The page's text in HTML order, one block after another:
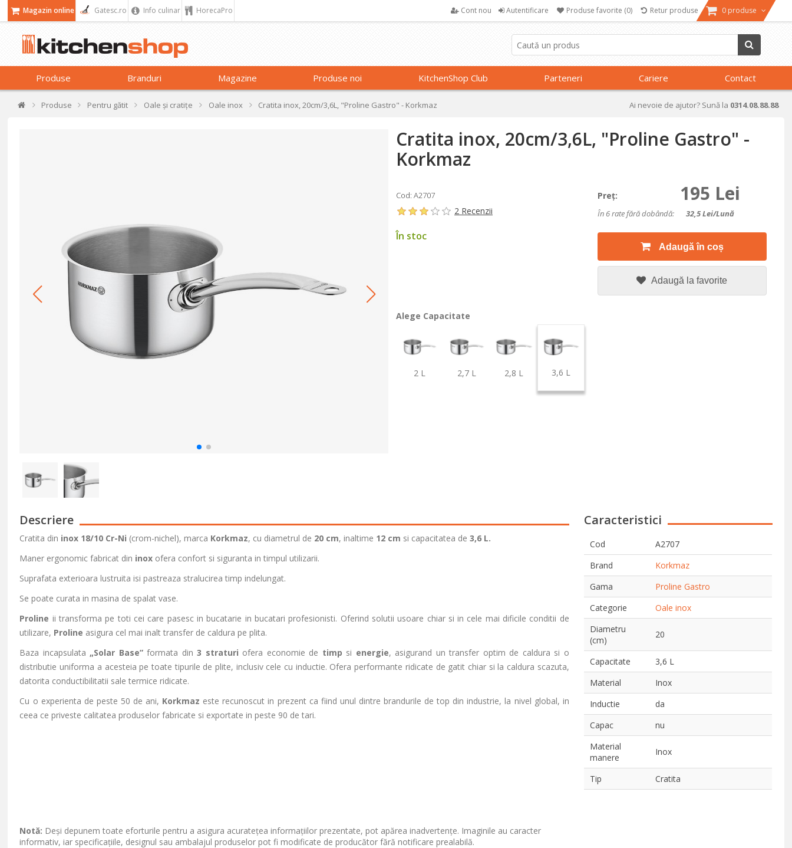
Magazin online Gatesc.ro Info culinar HorecaPro Cont nou Autentificare Produse favorite (0) Retur produse 0 produse
Produse Branduri Magazine Produse noi KitchenShop Club Parteneri Cariere Contact
Produse Pentru gătit Oale și cratițe Oale inox Cratita inox, 20cm/3,6L, "Proline Gastro" - Korkmaz Ai nevoie de ajutor? Sună la 0314.08.88.88
Cratita inox, 20cm/3,6L, "Proline Gastro" -
Korkmaz
Cod: A2707
2 Recenzii
În stoc
Preţ: 195 Lei
În 6 rate fără dobândă: 32,5Lei/lună
Adaugă în coș
Adaugă la favorite
Alege Capacitate
2 L 2,7 L 2,8 L 3,6 L
Descriere
Cratita din inox 18/10 Cr-Ni (crom-nichel), marca Korkmaz, cu diametrul de 20 cm, inaltime 12 cm si capacitatea de3,6 L.
Maner ergonomic fabricat din inox ofera confort si siguranta in timpul utilizarii.
Suprafata exterioara lustruita isi pastreaza stralucirea timp indelungat.
Se poate curata in masina de spalat vase.
Proline ii transforma pe toti cei care pasesc in bucatarie in bucatari profesionisti. Oferind solutii usoare chiar si in cele mai dificile conditii de
utilizare, Proline asigura cel mai inalt transfer de caldura pe plita.
Baza incapsulata „Solar Base”formata din 3 straturi ofera economie de timp si energie, asigurand un transfer optim de caldura si o
distributie uniforma a acesteia pe toate tipurile de plite, inclusiv cele cu inductie. Ofera performante ridicate de gatit chiar si la caldura scazuta,
datorita conductibilitatii sale termice ridicate.
Cu o experienta de peste 50 de ani, Korkmaz este recunoscut in prezent ca fiind unul dintre brandurile de top din industrie, la nivel global, in
ceea ce priveste calitatea produselor fabricate si exportate in peste 90 de tari.
Caracteristici
Cod
A2707
Brand
Korkmaz
Gama
Proline Gastro
Categorie
Oale inox
Diametru
(cm)
20
Capacitate
3,6 L
Material
Inox
Inductie
da
Capac
nu
Material
manere
Inox
Tip Cratita
Notă: Deși depunem toate eforturile pentru a asigura acuratețea informațiilor prezentate, pot apărea inadvertențe. Imaginile au caracter
informativ, iar specificațiile, designul sau ambalajul produselor pot fi modificate de producător fără notificare prealabilă.